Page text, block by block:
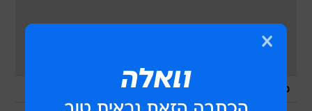
מנכ"ל משרד האוצר אוהד מראני / מערכת וואלה, צילום מסך